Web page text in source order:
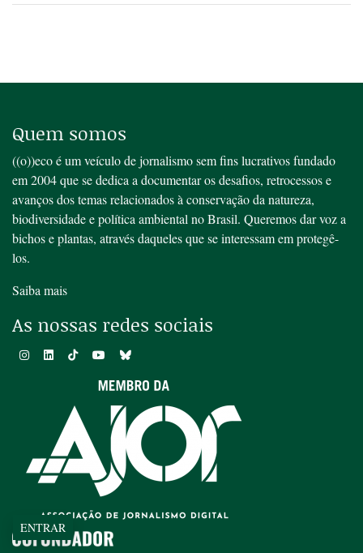
Quem somos
((o))eco é um veículo de jornalismo sem fins lucrativos fundado
em 2004 que se dedica a documentar os desafios, retrocessos e
avanços dos temas relacionados à conservação da natureza,
biodiversidade e política ambiental no Brasil. Queremos dar voz a
bichos e plantas, através daqueles que se interessam em protegê-
los.
Saiba mais
As nossas redes sociais
ENTRAR